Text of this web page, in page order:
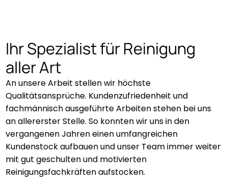
Ihr Spezialist für Reinigung
aller Art
An unsere Arbeit stellen wir höchste
Qualitätsansprüche. Kundenzufriedenheit und
fachmännisch ausgeführte Arbeiten stehen bei uns
an allererster Stelle. So konnten wir uns in den
vergangenen Jahren einen umfangreichen
Kundenstock aufbauen und unser Team immer weiter
mit gut geschulten und motivierten
Reinigungsfachkräften aufstocken.